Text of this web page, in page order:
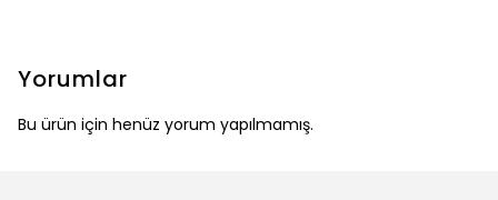
Yorumlar
Bu ürün için henüz yorum yapılmamış.